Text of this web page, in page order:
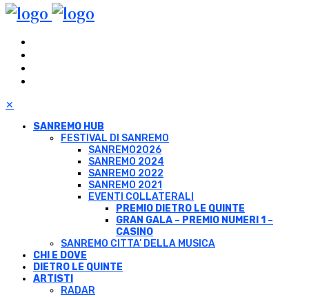
✕
SANREMO HUB
FESTIVAL DI SANREMO
SANREMO2026
SANREMO 2024
SANREMO 2022
SANREMO 2021
EVENTI COLLATERALI
PREMIO DIETRO LE QUINTE
GRAN GALA – PREMIO NUMERI 1 –
CASINO
SANREMO CITTA’ DELLA MUSICA
CHI E DOVE
DIETRO LE QUINTE
ARTISTI
RADAR